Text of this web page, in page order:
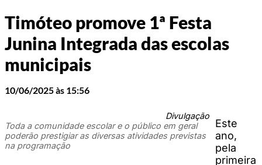
Timóteo promove 1ª Festa
Junina Integrada das escolas
municipais
10/06/2025 às 15:56
Divulgação
Toda a comunidade escolar e o público em geral
poderão prestigiar as diversas atividades previstas
na programação
Este
ano,
pela
primeira